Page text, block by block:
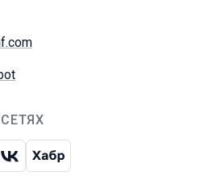
канал
ВКонтакте
Хабр